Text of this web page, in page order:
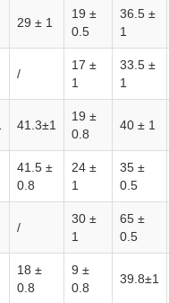
29 ± 1
19 ±
0.5
36.5 ±
1
/
17 ±
1
33.5 ±
1
41.3±1
19 ±
0.8
40 ± 1
41.5 ±
0.8
24 ±
1
35 ±
0.5
/
30 ±
1
65 ±
0.5
18 ±
0.8
9 ±
0.8
39.8±1